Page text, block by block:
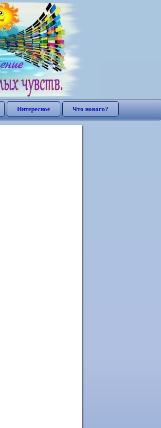
Интересное Что нового?